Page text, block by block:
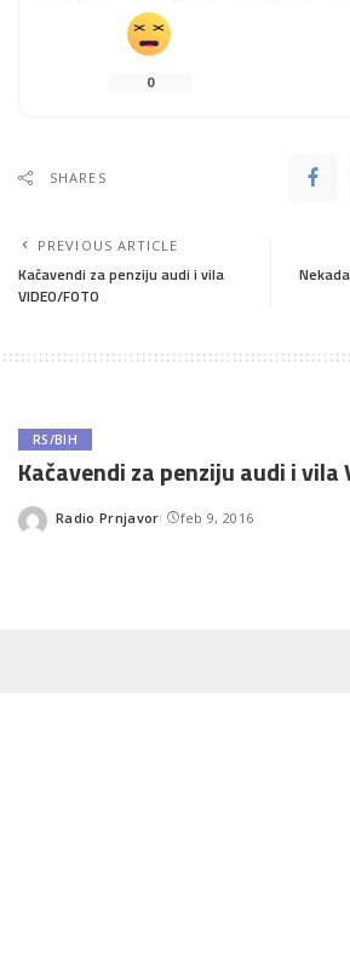
0
SHARES
PREVIOUS ARTICLE
Kačavendi za penziju audi i vila
VIDEO/FOTO
RS/BIH
Kačavendi za penziju audi i vila
Posted
Radio Prnjavor feb 9, 2016